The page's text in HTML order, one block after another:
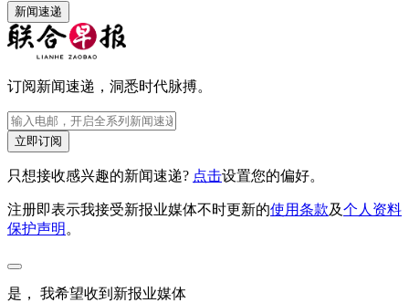
新闻速递
订阅新闻速递，洞悉时代脉搏。
立即订阅
只想接收感兴趣的新闻速递? 点击设置您的偏好。
注册即表示我接受新报业媒体不时更新的使用条款及个人资料
保护声明。
是， 我希望收到新报业媒体